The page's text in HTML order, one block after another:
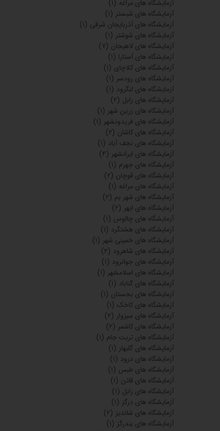
آزمایشگاه های مراغه (۱)
آزمایشگاه های شبستر (۱)
آزمایشگاه های آذربایجان شرقی (۱)
آزمایشگاه های شوشتر (۱)
آزمایشگاه های لاهیجان (۷)
آزمایشگاه های آستارا (۱)
آزمایشگاه های کلاچای (۱)
آزمایشگاه های رودسر (۱)
آزمایشگاه های لنگرود (۱)
آزمایشگاه های زابل (۲)
آزمایشگاه های زرین شهر (۱)
آزمایشگاه های فریدونشهر (۱)
آزمایشگاه های کاشان (۲)
آزمایشگاه های نجف آباد (۱)
آزمایشگاه های ایرانشهر (۴)
آزمایشگاه های جهرم (۱)
آزمایشگاه های قوچان (۲)
آزمایشگاه های مراغه (۱)
آزمایشگاه های شهر بم (۲)
آزمایشگاه های ابهر (۲)
آزمایشگاه های چالوس (۱)
آزمایشگاه های هشتگرد (۱)
آزمایشگاه های خمینی شهر (۱)
آزمایشگاه های شاهرود (۲)
آزمایشگاه های جوانرود (۱)
آزمایشگاه های اسلامشهر (۱)
آزمایشگاه های گناباد (۱)
آزمایشگاه های بجستان (۱)
آزمایشگاه های کاخک (۱)
آزمایشگاه های سبزوار (۲)
آزمایشگاه های کاشمر (۲)
آزمایشگاه های تربت جام (۱)
آزمایشگاه های گلبهار (۱)
آزمایشگاه های درود (۱)
آزمایشگاه های طبس (۱)
آزمایشگاه های قائن (۱)
آزمایشگاه های زابل (۱)
آزمایشگاه های درگز (۱)
آزمایشگاه های شاندیز (۲)
آزمایشگاه های بندرگز (۱)